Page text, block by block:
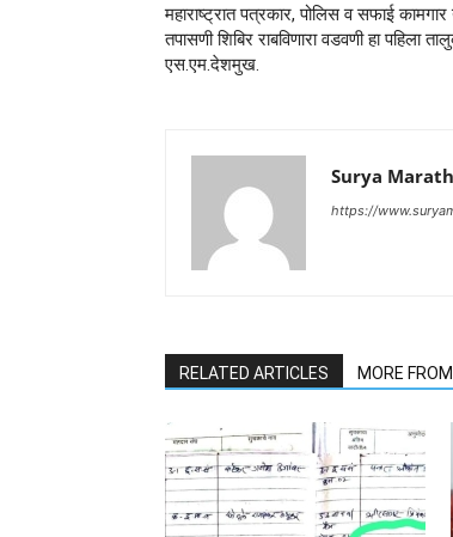
महाराष्ट्रात पत्रकार, पोलिस व सफाई कामगार
तपासणी शिबिर राबविणारा वडवणी हा पहिला
एस.एम.देशमुख.
Surya
https://
RELATED ARTICLES MORE